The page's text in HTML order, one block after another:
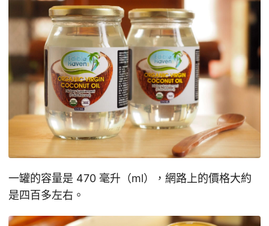
一罐的容量是 470 毫升（ml），網路上的價格大約
是四百多左右。